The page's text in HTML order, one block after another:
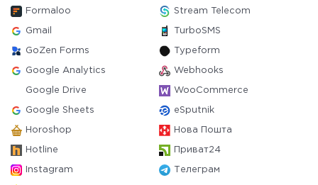
Formaloo Stream Telecom
Gmail TurboSMS
GoZen Forms Typeform
Google Analytics Webhooks
Google Drive WooCommerce
Google Sheets eSputnik
Horoshop Нова Пошта
Hotline Приват24
Instagram Телеграм